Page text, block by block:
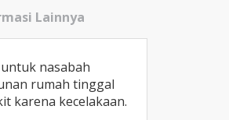
Lainnya
nasabah
rumah tinggal
karena kecelakaan.